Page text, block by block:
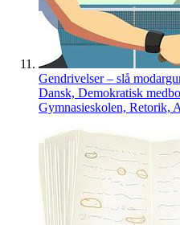
Gendrivelser – slå
Dansk, Demokratisk
Gymnasieskolen, Retorik,